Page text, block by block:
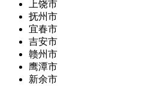
上饶市
抚州市
宜春市
吉安市
赣州市
鹰潭市
新余市